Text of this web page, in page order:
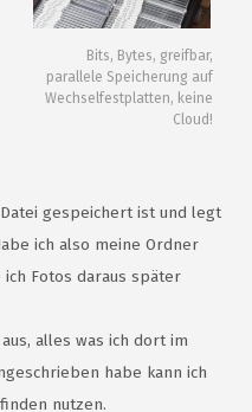
Bits, Bytes, greifbar,
parallele Speicherung auf
Wechselfestplatten, keine
Cloud!
gespeichert ist und legt
ich also meine Ordner
Fotos daraus später
alles was ich dort im
habe kann ich
nutzen.